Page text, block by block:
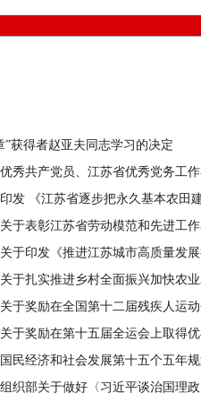
获得者赵亚夫同志学习的决定
秀共产党员、江苏省优秀党务工
发 《江苏省逐步把永久基本农田
于表彰江苏省劳动模范和先进工
于印发《推进江苏城市高质量发
于扎实推进乡村全面振兴加快农
于奖励在全国第十二届残疾人运
于奖励在第十五届全运会上取得
民经济和社会发展第十五个五年
织部关于做好〈习近平谈治国理